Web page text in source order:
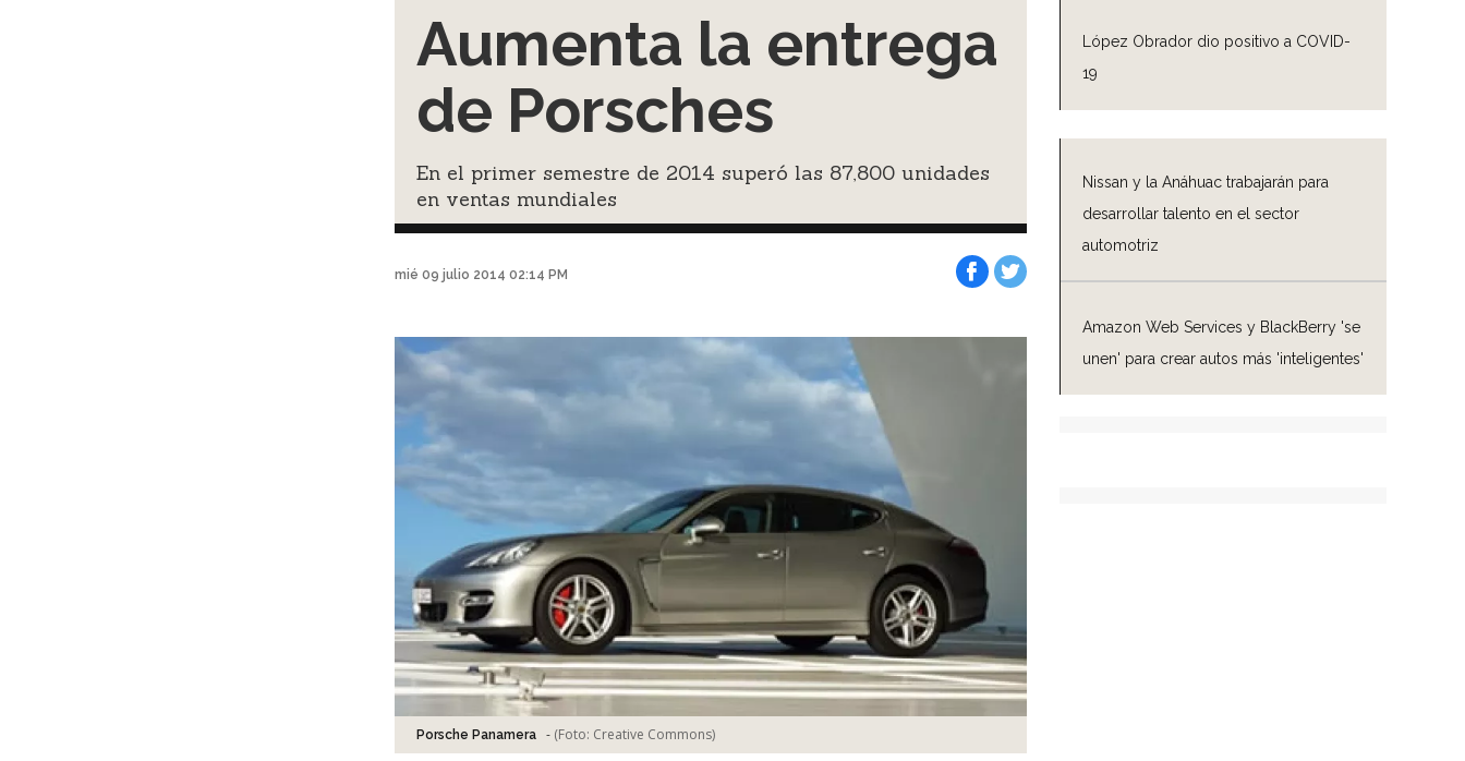
López Obrador dio positivo a COVID-
19
Nissan y la Anáhuac trabajarán para
desarrollar talento en el sector
automotriz
Amazon Web Services y BlackBerry 'se
unen' para crear autos más 'inteligentes'
Aumenta la entrega
de Porsches
En el primer semestre de 2014 superó las 87,800 unidades
en ventas mundiales
mié 09 julio 2014 02:14 PM
Porsche Panamera - (Foto: Creative Commons)